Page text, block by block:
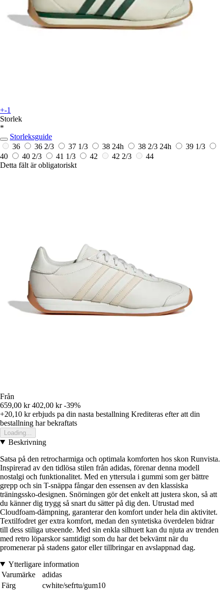
+-1
Storlek
*
Storleksguide
36
36 2/3 37 1/3 38 24h 38 2/3 24h
39 1/3
40
40 2/3 41 1/3 42 42 2/3
44
Detta fält är obligatoriskt
Från
659,00 kr 402,00 kr -39%
+20,10 krerbjuds pa din nasta bestallning Krediteras efter att din
bestallning har bekraftats
Loading...
Beskrivning
Satsa på den retrocharmiga och optimala komforten hos skon Runvista.
Inspirerad av den tidlösa stilen från adidas, förenar denna modell
nostalgi och funktionalitet. Med en yttersula i gummi som ger bättre
grepp och sin T-snäppa fångar den essensen av den klassiska
träningssko-designen. Snörningen gör det enkelt att justera skon, så att
du känner dig trygg så snart du sätter på dig den. Utrustad med
Cloudfoam-dämpning, garanterar den komfort under hela din aktivitet.
Textilfodret ger extra komfort, medan den syntetiska överdelen bidrar
till dess stiliga utseende. Med sin enkla silhuett kan du njuta av trenden
med retro löparskor samtidigt som du har det bekvämt när du
promenerar på stadens gator eller tillbringar en avslappnad dag.
Ytterligare information
Varumärke
adidas
Färg
cwhite/sefrtu/gum10